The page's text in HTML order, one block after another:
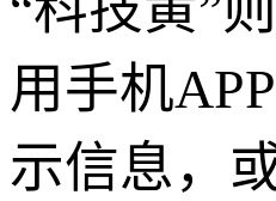
用手机
示信息，